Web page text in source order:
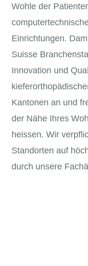
Wohle der
Einrichtungen.
Suisse
Innovation und
Kantonen an und
der Nähe Ihres
heissen. Wir
Standorten auf
durch unsere